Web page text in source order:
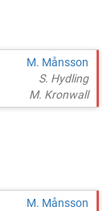
M. Månsson
S. Hydling
M. Kronwall
M. Månsson